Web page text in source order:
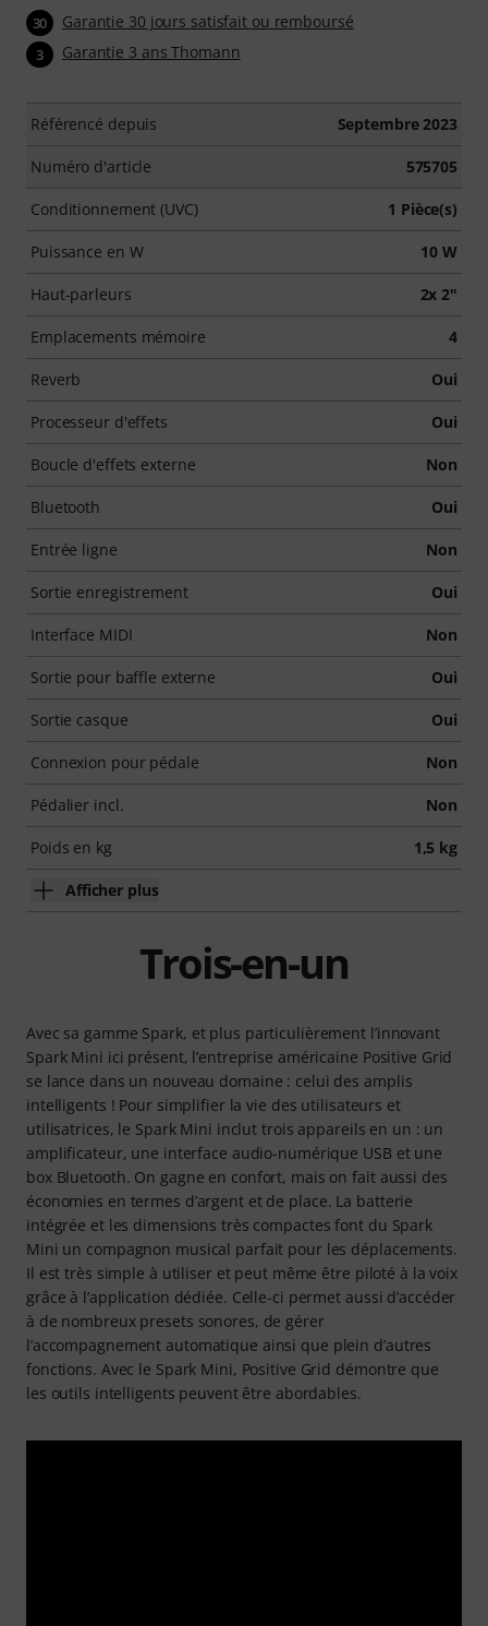
30 Garantie 30 jours satisfait ou remboursé
3 Garantie 3 ans Thomann
Référencé depuis Septembre 2023
Numéro d'article 575705
Conditionnement (UVC) 1 Pièce(s)
Puissance en W 10 W
Haut-parleurs 2x 2"
Emplacements mémoire 4
Reverb Oui
Processeur d'effets Oui
Boucle d'effets externe Non
Bluetooth Oui
Entrée ligne Non
Sortie enregistrement Oui
Interface MIDI Non
Sortie pour baffle externe Oui
Sortie casque Oui
Connexion pour pédale Non
Pédalier incl. Non
Poids en kg 1,5 kg
Afficher plus
Trois-en-un
Avec sa gamme Spark, et plus particulièrement l’innovant
Spark Mini ici présent, l’entreprise américaine Positive Grid
se lance dans un nouveau domaine : celui des amplis
intelligents ! Pour simplifier la vie des utilisateurs et
utilisatrices, le Spark Mini inclut trois appareils en un : un
amplificateur, une interface audio-numérique USB et une
box Bluetooth. On gagne en confort, mais on fait aussi des
économies en termes d’argent et de place. La batterie
intégrée et les dimensions très compactes font du Spark
Mini un compagnon musical parfait pour les déplacements.
Il est très simple à utiliser et peut même être piloté à la voix
grâce à l’application dédiée. Celle-ci permet aussi d’accéder
à de nombreux presets sonores, de gérer
l’accompagnement automatique ainsi que plein d’autres
fonctions. Avec le Spark Mini, Positive Grid démontre que
les outils intelligents peuvent être abordables.